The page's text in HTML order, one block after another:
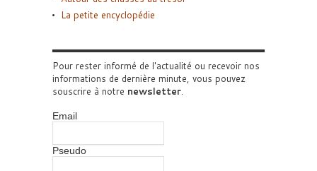
La petite encyclopédie
Pour rester informé de l'actualité ou recevoir nos
informations de dernière minute, vous pouvez
souscrire à notre newsletter.
Email
Pseudo